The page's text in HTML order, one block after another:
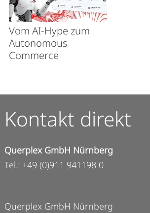
Vom AI-Hype zum
Autonomous
Commerce
Kontakt direkt
Querplex GmbH Nürnberg
Tel.: +49 (0)911 941198 0
Querplex GmbH Nürnberg